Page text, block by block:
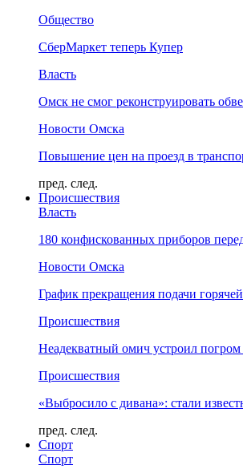
Общество
СберМаркет теперь Купер
Власть
Омск не смог реконструировать
Новости Омска
Повышение цен на проезд в
пред. след.
Происшествия
Власть
180 конфискованных приборов
Новости Омска
График прекращения подачи
Происшествия
Неадекватный омич устроил погром
Происшествия
«Выбросило с дивана»: стали
пред. след.
Спорт
Спорт